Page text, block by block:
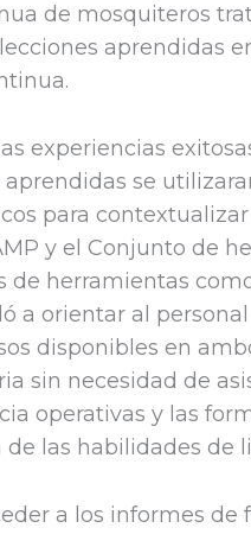
de mosquiteros
aprendidas
experiencias
se
para
y el Conjunto de
de herramientas
a orientar al
disponibles en
sin necesidad de
operativas y las
las habilidades de
a los informes de